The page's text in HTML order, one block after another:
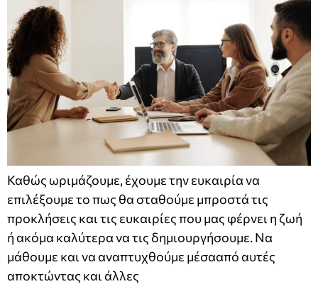
Καθώς ωριμάζουμε, έχουμε την ευκαιρία να
επιλέξουμε το πως θα σταθούμε μπροστά τις
προκλήσεις και τις ευκαιρίες που μας φέρνει η ζωή
ή ακόμα καλύτερα να τις δημιουργήσουμε. Να
μάθουμε και να αναπτυχθούμε μέσααπό αυτές
αποκτώντας και άλλες